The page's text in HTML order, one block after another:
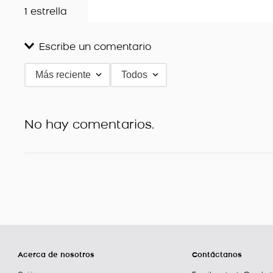
1 estrella
Escribe un comentario
Agregar comentario
Más reciente Todos
No hay comentarios.
Acerca de nosotros Contáctanos